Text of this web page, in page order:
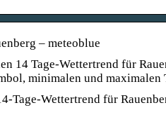
– meteoblue
14 Tage-Wettertrend für
minimalen und
Tage-Wettertrend für